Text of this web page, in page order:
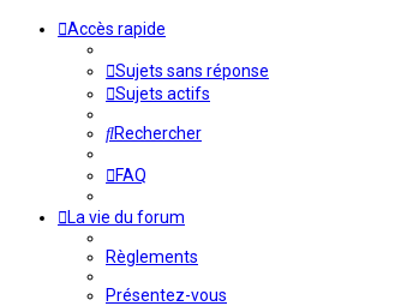
Accès rapide
Sujets sans réponse
Sujets actifs
Rechercher
FAQ
La vie du forum
Règlements
Présentez-vous